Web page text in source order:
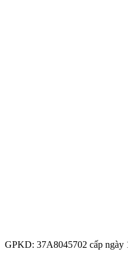
GPKD: 37A8045702 cấp ngày